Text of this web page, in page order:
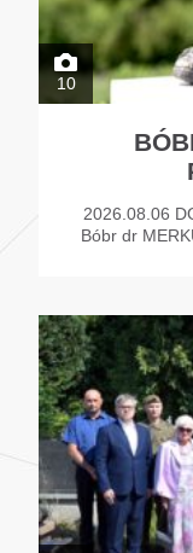
10
2026.08.06
Bóbr dr